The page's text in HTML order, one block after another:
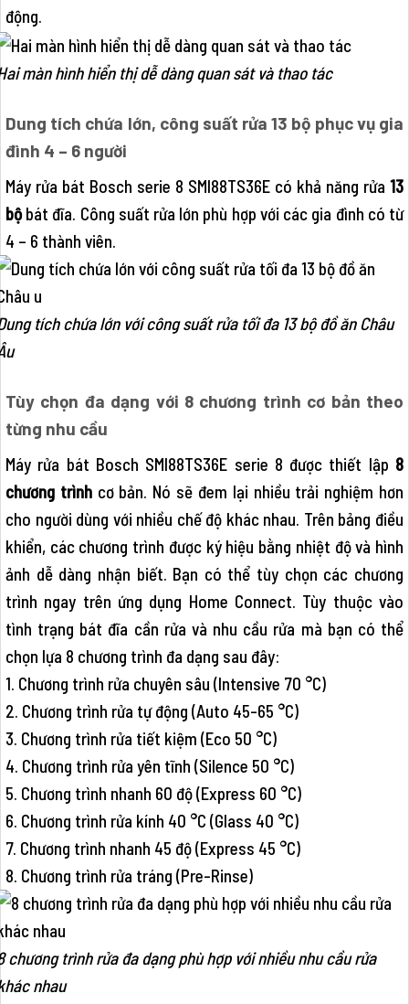
động.
màn hình hiển thị dễ dàng quan sát và thao tác
Dung tích chứa lớn, công suất rửa 13 bộ phục vụ gia
đình 4 – 6 người
Máy rửa bát Bosch serie 8 SMI88TS36E có khả năng rửa 13
bộbát đĩa. Công suất rửa lớn phù hợp với các gia đình có từ
4 – 6 thành viên.
tích chứa lớn với công suất rửa tối đa 13 bộ đồ ăn Châu
Tùy chọn đa dạng với 8 chương trình cơ bản theo
từng nhu cầu
Máy rửa bát Bosch SMI88TS36E serie 8 được thiết lập 8
chương trìnhcơ bản. Nó sẽ đem lại nhiều trải nghiệm hơn
cho người dùng với nhiều chế độ khác nhau. Trên bảng điều
khiển, các chương trình được ký hiệu bằng nhiệt độ và hình
ảnh dễ dàng nhận biết. Bạn có thể tùy chọn các chương
trình ngay trên ứng dụng Home Connect. Tùy thuộc vào
tình trạng bát đĩa cần rửa và nhu cầu rửa mà bạn có thể
chọn lựa 8 chương trình đa dạng sau đây:
1. Chương trình rửa chuyên sâu (Intensive 70 °C)
2. Chương trình rửa tự động (Auto 45-65 °C)
3. Chương trình rửa tiết kiệm (Eco 50 °C)
4. Chương trình rửa yên tĩnh (Silence 50 °C)
5. Chương trình nhanh 60 độ (Express 60 °C)
6. Chương trình rửa kính 40 °C (Glass 40 °C)
7. Chương trình nhanh 45 độ (Express 45 °C)
8. Chương trình rửa tráng (Pre-Rinse)
chương trình rửa đa dạng phù hợp với nhiều nhu cầu rửa
nhau